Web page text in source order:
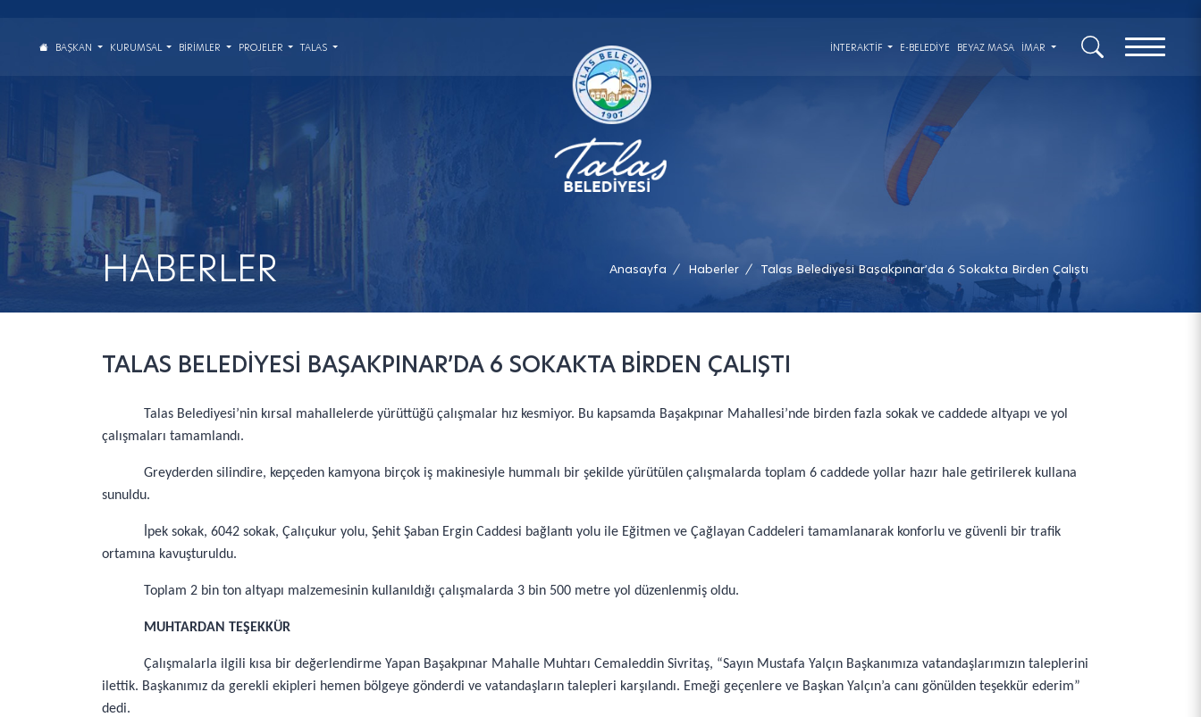
BAŞKAN KURUMSAL BIRIMLER PROJELER TALAS İNTERAKTIF E-BELEDİYE BEYAZ MASA İMAR
HABERLER Anasayfa / Haberler / Talas Belediyesi Başakpınar’da 6 Sokakta Birden Çalıştı
TALAS BELEDİYESİ BAŞAKPINAR’DA 6 SOKAKTA BİRDEN ÇALIŞTI
Talas Belediyesi’nin kırsal mahallelerde yürüttüğü çalışmalar hız kesmiyor. Bu kapsamda Başakpınar Mahallesi’nde birden fazla sokak ve caddede altyapı ve yol
çalışmaları tamamlandı.
Greyderden silindire, kepçeden kamyona birçok iş makinesiyle hummalı bir şekilde yürütülen çalışmalarda toplam 6 caddede yollar hazır hale getirilerek kullana
sunuldu.
İpek sokak, 6042 sokak, Çalıçukur yolu, Şehit Şaban Ergin Caddesi bağlantı yolu ile Eğitmen ve Çağlayan Caddeleri tamamlanarak konforlu ve güvenli bir trafik
ortamına kavuşturuldu.
Toplam 2 bin ton altyapı malzemesinin kullanıldığı çalışmalarda 3 bin 500 metre yol düzenlenmiş oldu.
MUHTARDAN TEŞEKKÜR
Çalışmalarla ilgili kısa bir değerlendirme Yapan Başakpınar Mahalle Muhtarı Cemaleddin Sivritaş, “Sayın Mustafa Yalçın Başkanımıza vatandaşlarımızın taleplerini
ilettik. Başkanımız da gerekli ekipleri hemen bölgeye gönderdi ve vatandaşların talepleri karşılandı. Emeği geçenlere ve Başkan Yalçın’a canı gönülden teşekkür ederim”
dedi.